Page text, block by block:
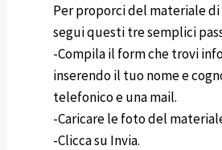
Per proporci del materiale
segui questi tre semplici
-Compila il form che trovi
inserendo il tuo nome e
telefonico e una mail.
-Caricare le foto del
-Clicca su Invia.